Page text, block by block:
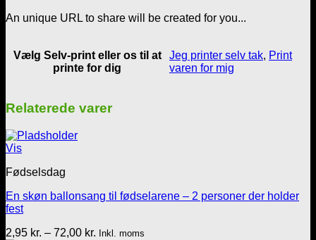
An unique URL to share will be created for you...
Vælg Selv-print eller os til at
printe for dig
Jeg printer selv tak, Print
varen for mig
Relaterede varer
Vis
Fødselsdag
En skøn ballonsang til fødselarene – 2 personer der holder
fest
2,95 kr. – 72,00 kr. Prisinterval:
Inkl. moms